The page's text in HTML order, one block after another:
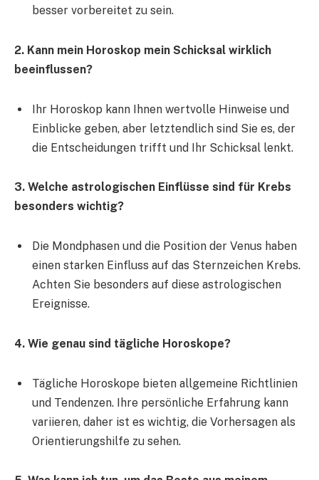
besser vorbereitet zu sein.
2. Kann mein Horoskop mein Schicksal wirklich
beeinflussen?
Ihr Horoskop kann Ihnen wertvolle Hinweise und
Einblicke geben, aber letztendlich sind Sie es, der
die Entscheidungen trifft und Ihr Schicksal lenkt.
3. Welche astrologischen Einflüsse sind für Krebs
besonders wichtig?
Die Mondphasen und die Position der Venus haben
einen starken Einfluss auf das Sternzeichen Krebs.
Achten Sie besonders auf diese astrologischen
Ereignisse.
4. Wie genau sind tägliche Horoskope?
Tägliche Horoskope bieten allgemeine Richtlinien
und Tendenzen. Ihre persönliche Erfahrung kann
variieren, daher ist es wichtig, die Vorhersagen als
Orientierungshilfe zu sehen.